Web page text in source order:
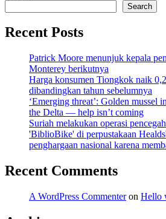
Search
Recent Posts
Patrick Moore menunjuk kepala
Monterey berikutnya
Harga konsumen Tiongkok naik
dibandingkan tahun sebelumnya
‘Emerging threat’: Golden mussel
the Delta — help isn’t coming
Suriah melakukan operasi
'BiblioBike' di perpustakaan
penghargaan nasional karena
Recent Comments
A WordPress Commenteron Hello